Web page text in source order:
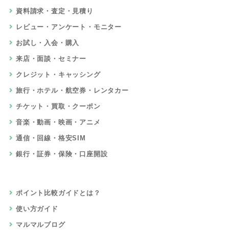
資料請求・査定・見積り
レビュー・アンケート・モニター
お試し・入会・購入
来店・面談・セミナー
クレジット・キャッシング
旅行・ホテル・航空券・レンタカー
チケット・買取・クーポン
音楽・動画・映画・アニメ
通信・回線・格安SIM
銀行・証券・保険・口座開設
ポイント比較ガイドとは？
使い方ガイド
マルマルブログ